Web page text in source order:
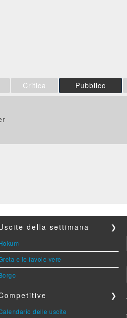
Critica Pubblico
della settimana ❯
e le favole vere
❯
delle uscite